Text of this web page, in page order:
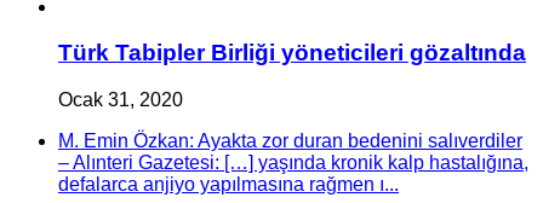
Türk Tabipler Birliği yöneticileri gözaltında
Ocak 31, 2020
M. Emin Özkan: Ayakta zor duran bedenini salıverdiler
– Alınteri Gazetesi: […] yaşında kronik kalp hastalığına,
defalarca anjiyo yapılmasına rağmen ı...